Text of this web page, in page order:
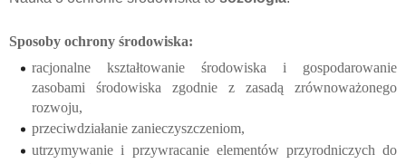
Sposoby ochrony środowiska:
racjonalnekształtowanie środowiska i gospodarowanie
zasobami środowiska zgodnie z zasadą zrównoważonego
rozwoju,
przeciwdziałaniezanieczyszczeniom,
utrzymywanie i przywracanie elementów przyrodniczych do